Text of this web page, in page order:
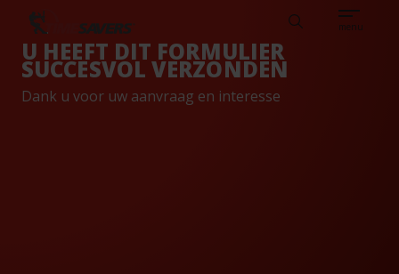
Search menu
U HEEFT DIT FORMULIER
SUCCESVOL VERZONDEN
Dank u voor uw aanvraag en interesse